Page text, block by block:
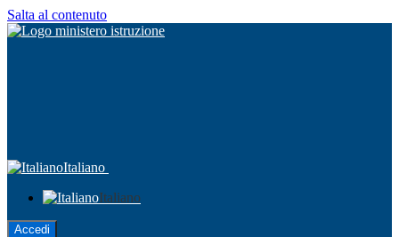
Salta al contenuto
Italiano
Italiano
Accedi